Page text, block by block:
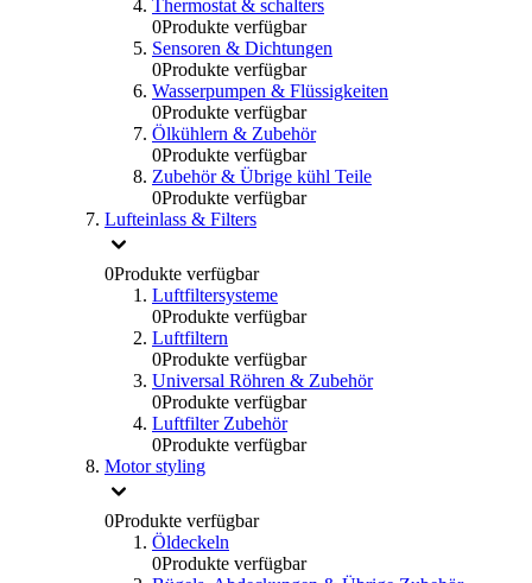
Thermostat & schalters
0Produkte verfügbar
Sensoren & Dichtungen
0Produkte verfügbar
Wasserpumpen & Flüssigkeiten
0Produkte verfügbar
Ölkühlern & Zubehör
0Produkte verfügbar
Zubehör & Übrige kühl Teile
0Produkte verfügbar
Lufteinlass & Filters
0Produkte verfügbar
Luftfiltersysteme
0Produkte verfügbar
Luftfiltern
0Produkte verfügbar
Universal Röhren & Zubehör
0Produkte verfügbar
Luftfilter Zubehör
0Produkte verfügbar
Motor styling
0Produkte verfügbar
Öldeckeln
0Produkte verfügbar